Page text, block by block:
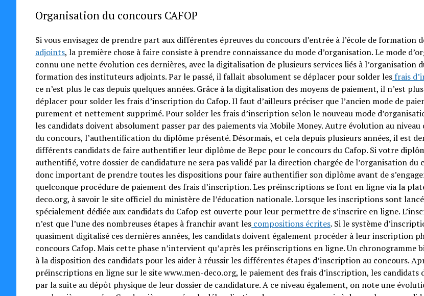
Organisation du concours CAFOP
Si vous envisagez de prendre part aux différentes épreuves du concours d’entrée à l’école de formation
adjoints, la première chose à faire consiste à prendre connaissance du mode d’organisation. Le mode
connu une nette évolution ces dernières, avec la digitalisation de plusieurs services liés à l’organisation
formation des instituteurs adjoints. Par le passé, il fallait absolument se déplacer pour solder lesfrais
ce n’est plus le cas depuis quelques années. Grâce à la digitalisation des moyens de paiement, il n’est
déplacer pour solder les frais d’inscription du Cafop. Il faut d’ailleurs préciser que l’ancien mode de
purement et nettement supprimé. Pour solder les frais d’inscription selon le nouveau mode
les candidats doivent absolument passer par des paiements via Mobile Money. Autre évolution au niveau
du concours, l’authentification du diplôme présenté. Désormais, et cela depuis plusieurs années, il est
différents candidats de faire authentifier leur diplôme de Bepc pour le concours du Cafop. Si votre
authentifié, votre dossier de candidature ne sera pas validé par la direction chargée de l’organisation du
donc important de prendre toutes les dispositions pour faire authentifier son diplôme avant de
quelconque procédure de paiement des frais d’inscription. Les préinscriptions se font en ligne via la
deco.org, à savoir le site officiel du ministère de l’éducation nationale. Lorsque les inscriptions sont
spécialement dédiée aux candidats du Cafop est ouverte pour leur permettre de s’inscrire en ligne.
n’est que l’une des nombreuses étapes à franchir avant lescompositions écrites. Si le système
quasiment digitalisé ces dernières années, les candidats doivent également procéder à leur inscription
concours Cafop. Mais cette phase n’intervient qu’après les préinscriptions en ligne. Un chronogramme
à la disposition des candidats pour les aider à réussir les différentes étapes d’inscription au concours.
préinscriptions en ligne sur le site www.men-deco.org, le paiement des frais d’inscription, les candidats
par la suite au dépôt physique de leur dossier de candidature. A ce niveau également, on note une